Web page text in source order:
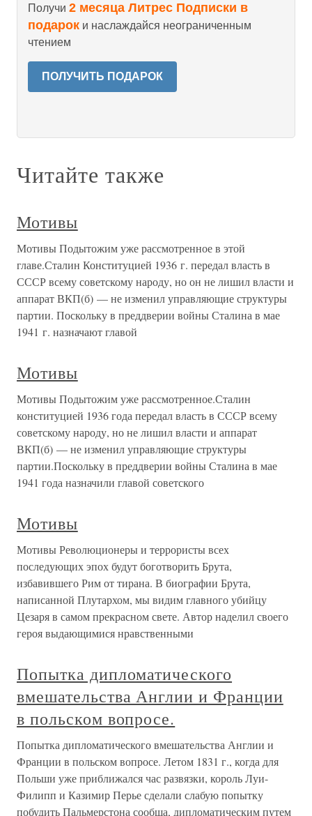
Получи 2 месяца Литрес Подписки в
подарок и наслаждайся неограниченным
чтением
ПОЛУЧИТЬ ПОДАРОК
Читайте также
Мотивы
Мотивы Подытожим уже рассмотренное в этой
главе.Сталин Конституцией 1936 г. передал власть в
СССР всему советскому народу, но он не лишил власти и
аппарат ВКП(б) — не изменил управляющие структуры
партии. Поскольку в преддверии войны Сталина в мае
1941 г. назначают главой
Мотивы
Мотивы Подытожим уже рассмотренное.Сталин
конституцией 1936 года передал власть в СССР всему
советскому народу, но не лишил власти и аппарат
ВКП(б) — не изменил управляющие структуры
партии.Поскольку в преддверии войны Сталина в мае
1941 года назначили главой советского
Мотивы
Мотивы Революционеры и террористы всех
последующих эпох будут боготворить Брута,
избавившего Рим от тирана. В биографии Брута,
написанной Плутархом, мы видим главного убийцу
Цезаря в самом прекрасном свете. Автор наделил своего
героя выдающимися нравственными
Попытка дипломатического
вмешательства Англии и Франции
в польском вопросе.
Попытка дипломатического вмешательства Англии и
Франции в польском вопросе. Летом 1831 г., когда для
Польши уже приближался час развязки, король Луи-
Филипп и Казимир Перье сделали слабую попытку
побудить Пальмерстона сообща, дипломатическим путем